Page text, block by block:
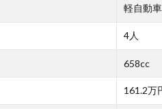
軽自動車
4人
658cc
161.2万